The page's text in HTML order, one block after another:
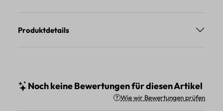
Produktdetails
Noch keine Bewertungen für diesen Artikel
Wie wir Bewertungen prüfen